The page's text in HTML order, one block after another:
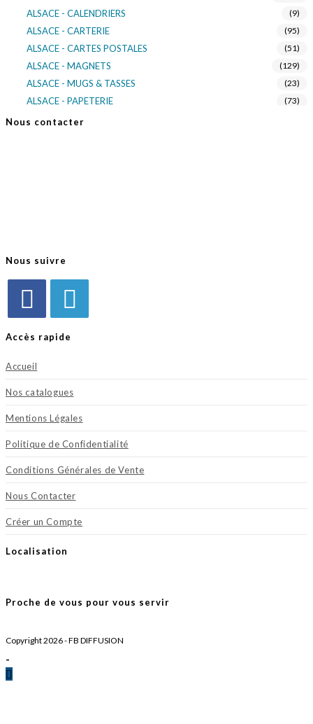
ALSACE - CALENDRIERS (9)
ALSACE - CARTERIE (95)
ALSACE - CARTES POSTALES (51)
ALSACE - MAGNETS (129)
ALSACE - MUGS & TASSES (23)
ALSACE - PAPETERIE (73)
ALSACE - SACS KDO
Nous contacter
Nous suivre
Accès rapide
Accueil
Nos catalogues
Mentions Légales
Politique de Confidentialité
Conditions Générales de Vente
Nous Contacter
Créer un Compte
Localisation
Proche de vous pour vous servir
Copyright 2026 - FB DIFFUSION
-